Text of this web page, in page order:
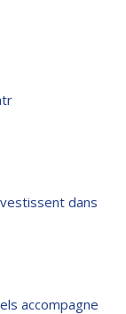
dans
accompagne